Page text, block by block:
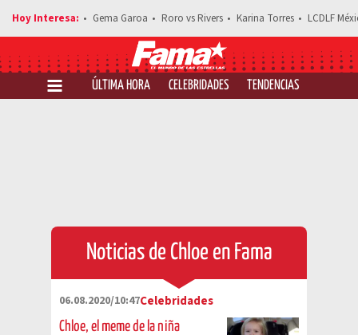
Gema Garoa Roro vs Rivers Karina Torres LCDLF
ÚLTIMA HORA CELEBRIDADES TENDENCIAS
Noticias de Chloe en Fama
06.08.2020/10:47Celebridades
Chloe, el meme de la niña